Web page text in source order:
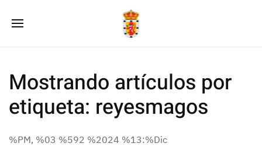
Mostrando artículos por
etiqueta: reyesmagos
%PM, %03 %592 %2024 %13:%Dic